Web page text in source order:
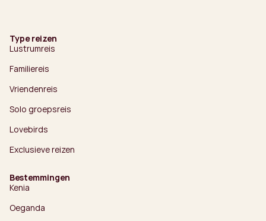
Type reizen
Lustrumreis
Familiereis
Vriendenreis
Solo groepsreis
Lovebirds
Exclusieve reizen
Bestemmingen
Kenia
Oeganda